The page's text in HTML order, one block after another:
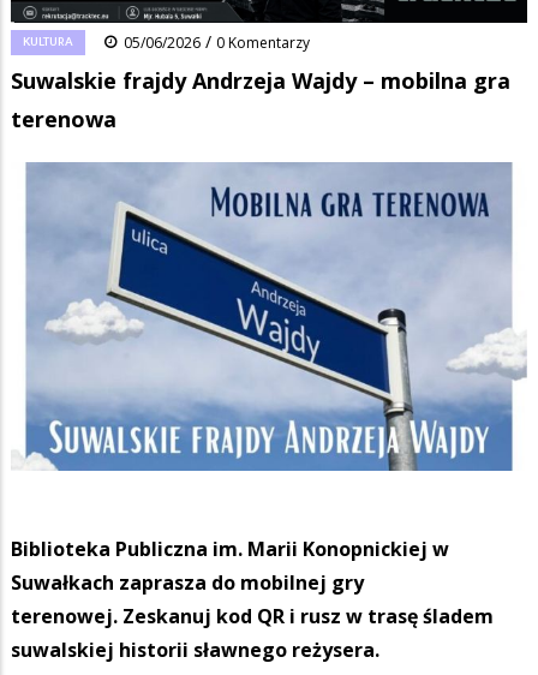
KULTURA 05/06/2026 / 0 Komentarzy
Suwalskie frajdy Andrzeja Wajdy – mobilna gra
terenowa
Biblioteka Publiczna im. Marii Konopnickiej w
Suwałkach zaprasza do mobilnej gry
terenowej. Zeskanuj kod QR i rusz w trasę śladem
suwalskiej historii sławnego reżysera.